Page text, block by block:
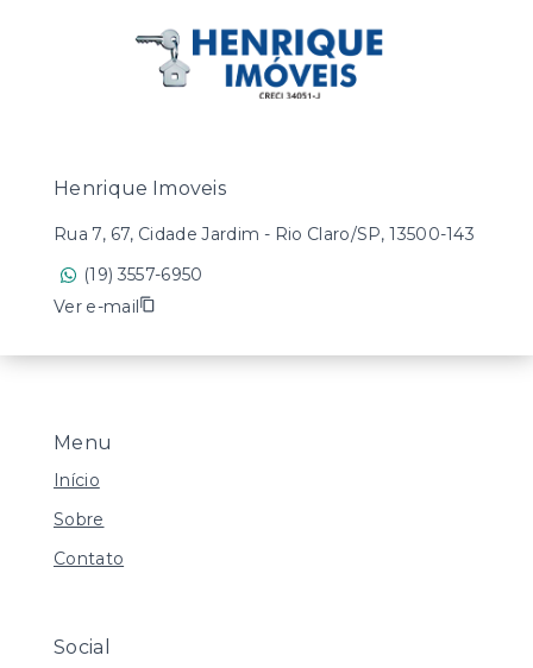
Menu
Início
Sobre
Contato
Social
Henrique Imoveis
Rua 7, 67, Cidade Jardim - Rio Claro/SP, 13500-143
(19) 3557-6950
Ver e-mail